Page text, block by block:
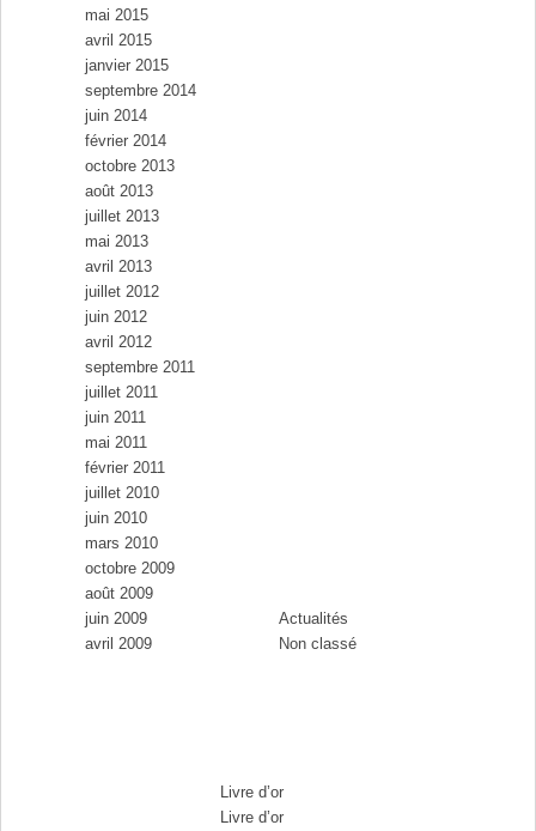
mai 2015
avril 2015
janvier 2015
septembre 2014
juin 2014
février 2014
octobre 2013
août 2013
juillet 2013
mai 2013
avril 2013
juillet 2012
juin 2012
avril 2012
septembre 2011
juillet 2011
juin 2011
mai 2011
février 2011
juillet 2010
juin 2010
mars 2010
octobre 2009
août 2009
juin 2009
avril 2009
Actualités
Non classé
Livre d’or
Livre d’or